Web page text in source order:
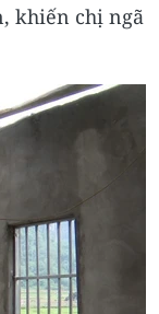
khiến chị ngã